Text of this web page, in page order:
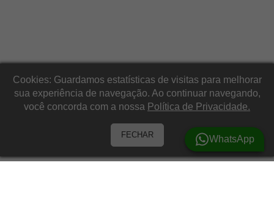
Cookies: Guardamos estatísticas de visitas para melhorar
sua experiência de navegação. Ao continuar navegando,
você concorda com a nossa Política de Privacidade.
FECHAR WhatsApp